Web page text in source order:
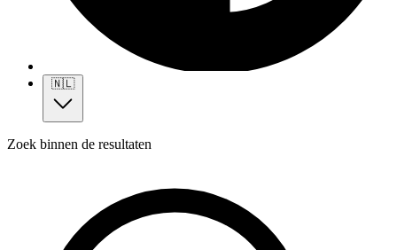
🇳🇱
Zoek binnen de resultaten